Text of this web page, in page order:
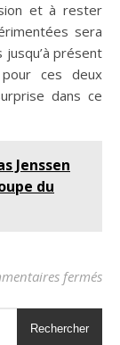
et à rester
sera
jusqu’à présent
ces deux
dans ce
Jenssen
du
fermés
Rechercher